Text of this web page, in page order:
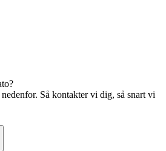
Så kontakter vi dig, så snart vi